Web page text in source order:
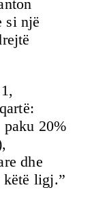
si një
paku 20%
dhe
ligj.”